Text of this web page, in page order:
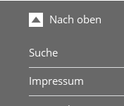
Nach oben
Suche
Impressum